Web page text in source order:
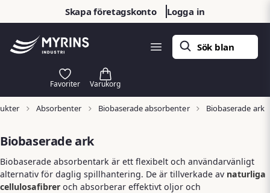
Skapa företagskonto Logga in
Absorbenter Biobaserade absorbenter Biobaserade ark
Biobaserade ark
Biobaserade absorbentark är ett flexibelt och användarvänligt
alternativ för daglig spillhantering. De är tillverkade av naturliga
cellulosafibrer och absorberar effektivt oljor och